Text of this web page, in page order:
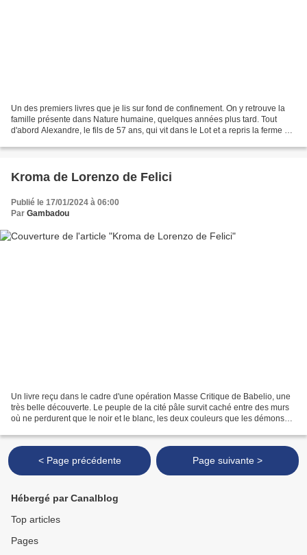
Un des premiers livres que je lis sur fond de confinement. On y retrouve la
famille présente dans Nature humaine, quelques années plus tard. Tout
d'abord Alexandre, le fils de 57 ans, qui vit dans le Lot et a repris la ferme et
Kroma de Lorenzo de Felici
Publié le 17/01/2024 à 06:00
Par Gambadou
Un livre reçu dans le cadre d'une opération Masse Critique de Babelio, une
très belle découverte. Le peuple de la cité pâle survit caché entre des murs
où ne perdurent que le noir et le blanc, les deux couleurs que les démons
< Page précédente Page suivante >
Hébergé par Canalblog
Top articles
Pages